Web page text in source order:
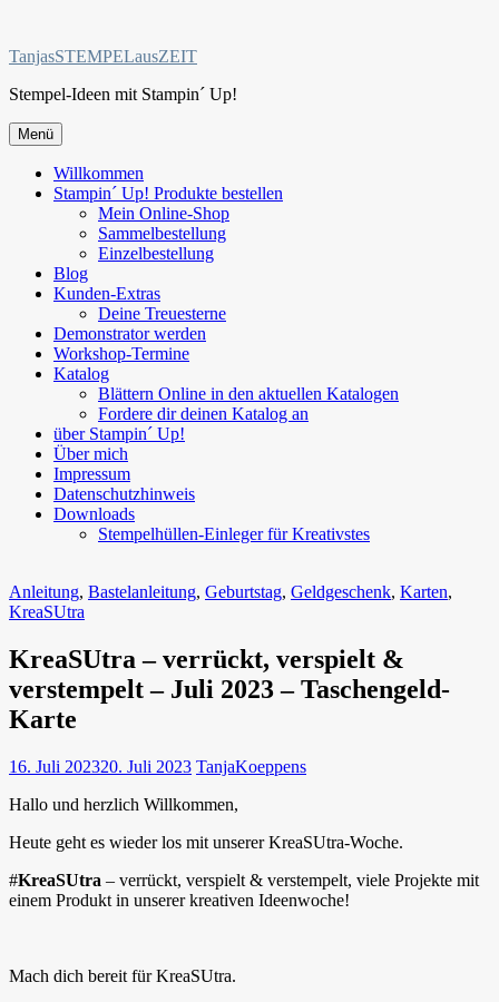
springen
TanjasSTEMPELausZEIT
Stempel-Ideen mit Stampin´ Up!
Menü
Willkommen
Stampin´ Up! Produkte bestellen
Mein Online-Shop
Sammelbestellung
Einzelbestellung
Blog
Kunden-Extras
Deine Treuesterne
Demonstrator werden
Workshop-Termine
Katalog
Blättern Online in den aktuellen Katalogen
Fordere dir deinen Katalog an
über Stampin´ Up!
Über mich
Impressum
Datenschutzhinweis
Downloads
Stempelhüllen-Einleger für Kreativstes
Anleitung, Bastelanleitung, Geburtstag, Geldgeschenk, Karten,
KreaSUtra
KreaSUtra – verrückt, verspielt &
verstempelt – Juli 2023 – Taschengeld-
Karte
16. Juli 202320. Juli 2023 TanjaKoeppens
Hallo und herzlich Willkommen,
Heute geht es wieder los mit unserer KreaSUtra-Woche.
#KreaSUtra – verrückt, verspielt & verstempelt, viele Projekte mit
einem Produkt in unserer kreativen Ideenwoche!
Mach dich bereit für KreaSUtra.